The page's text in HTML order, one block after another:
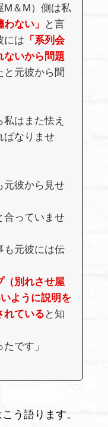
M＆M）側は私
わない」
と言
には 「系列会
ないから問題
と元彼から聞
はまた怯え
ばなりませ
元彼から見せ
合っていませ
も元彼には伝
（別れさせ屋
ように説明を
れている と知
です」
う語ります。